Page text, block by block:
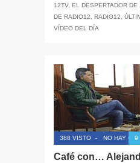
12TV, EL DESPERTADOR DE
DE RADIO12, RADIO12,
VÍDEO DEL DÍA
388 VISTO - NO HAY 9
Café con…